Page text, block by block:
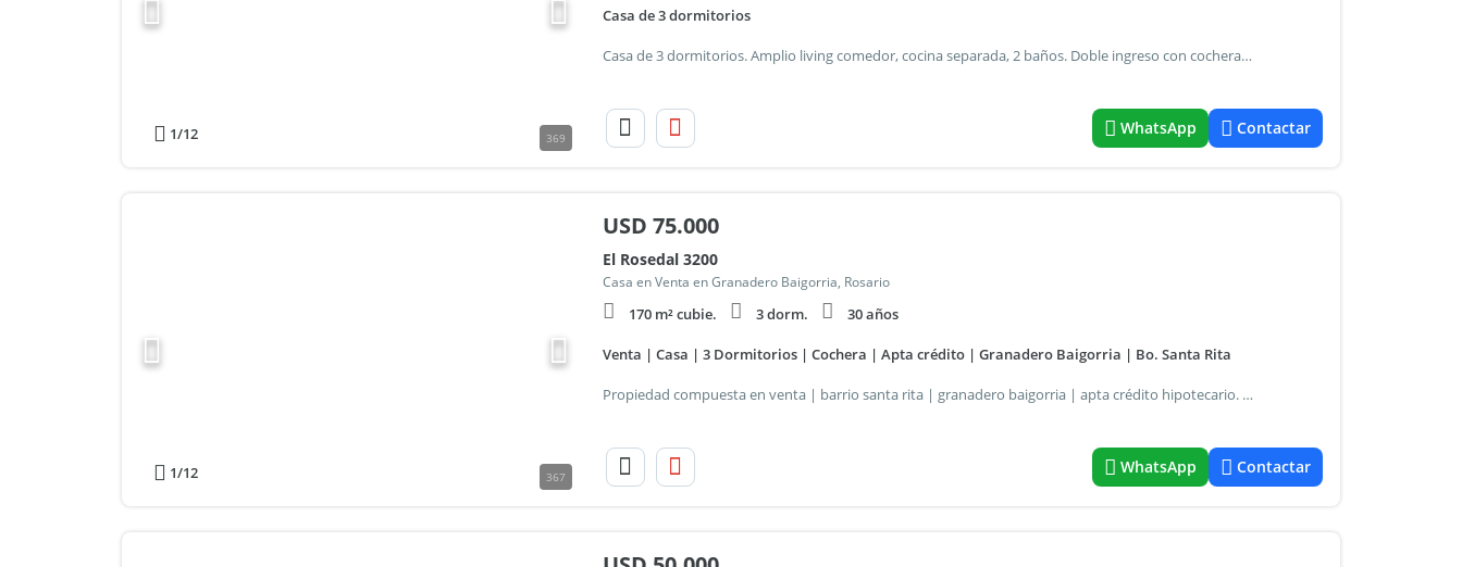
1/12 369
Casa de 3 dormitorios
Casa de 3 dormitorios. Amplio living comedor, cocina separada, 2 baños. Doble ingreso con cochera cubierta patio con parrillero, horno de barro y pileta. Cuarto de guardado con baño.
WhatsApp Contactar
1/12 367
USD 75.000
El Rosedal 3200
Casa en Venta en Granadero Baigorria, Rosario
170 m² cubie. 3 dorm. 30 años
Venta | Casa | 3 Dormitorios | Cochera | Apta crédito | Granadero Baigorria | Bo. Santa Rita
Propiedad compuesta en venta | barrio santa rita | granadero baigorria | apta crédito hipotecario. Ubicada en el barrio santa rita de granadero baigorria, esta propiedad ofrece una excelente oportunidad tanto para vivienda como para uso comercial. A tan solo una cuadra del complejo náutico tifón y a tres cuadras del río, esta propiedad combina comodidad, espacio y versatilidad en una excelente ubicación. Características de la propiedad: + terreno: con un frente de 8,66 metros y un fondo de 51,34 metros, esta propiedad cuenta con una superficie total de 445 m². + Monoambiente al frente: perfecto para uso como vivienda, estudio o incluso local comercial, ofrece múltiples posibilidades de uso. Casa principal que cuenta con: + living / comedor amplio, + cocina funcional. + 3 dormitorios. + 1 baño completo. + Extenso espacio verde con arboleda al fondo, perfecto para disfrutar del aire libre o para futuras expansiones, posee área seca con parrillero. + Cochera pasante semi-cubierta: capacidad para 2 vehículos. Esta propiedad es una excelente opción para quienes buscan vivir cerca del río, en un entorno tranquilo, pero con la posibilidad de utilizar el frente como local comercial o espacio independiente. ¡Contactanos para más información o para agendar una visita!
WhatsApp Contactar